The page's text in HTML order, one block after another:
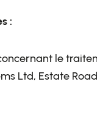
:
le
Ltd, Estate